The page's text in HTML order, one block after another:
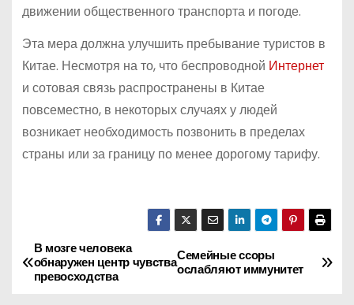
движении общественного транспорта и погоде.
Эта мера должна улучшить пребывание туристов в
Китае. Несмотря на то, что беспроводной Интернет
и сотовая связь распространены в Китае
повсеместно, в некоторых случаях у людей
возникает необходимость позвонить в пределах
страны или за границу по менее дорогому тарифу.
Н
а
Семейные ссоры
ослабляют иммунитет
В мозге человека
обнаружен центр чувства
превосходства